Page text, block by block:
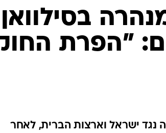
חדשות
המייל האדום
"הפרת
נגד ישראל וארצות הברית, לאחר